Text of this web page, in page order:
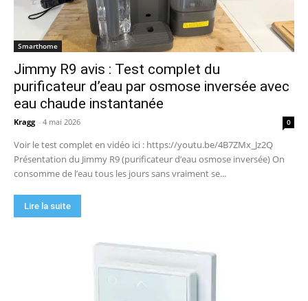
Smarthome
Jimmy R9 avis : Test complet du
purificateur d’eau par osmose inversée avec
eau chaude instantanée
Kragg - 4 mai 2026 0
Voir le test complet en vidéo ici : https://youtu.be/4B7ZMx_Jz2Q
Présentation du Jimmy R9 (purificateur d’eau osmose inversée) On
consomme de l’eau tous les jours sans vraiment se...
Lire la suite